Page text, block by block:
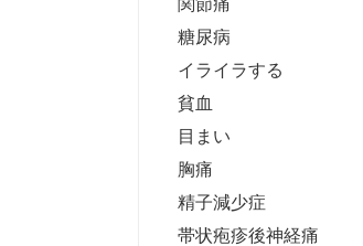
関節痛
糖尿病
イライラする
貧血
目まい
胸痛
精子減少症
帯状疱疹後神経痛